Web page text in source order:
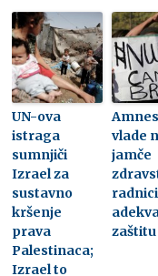
UN-ova
istraga
sumnjiči
Izrael za
sustavno
kršenje
prava
Palestinaca;
Izrael to
vlade
jamče
zaštitu